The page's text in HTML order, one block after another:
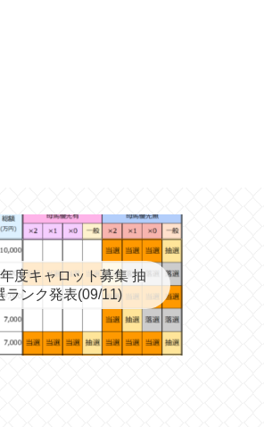
度キャロット募集 抽
ランク発表(09/11)